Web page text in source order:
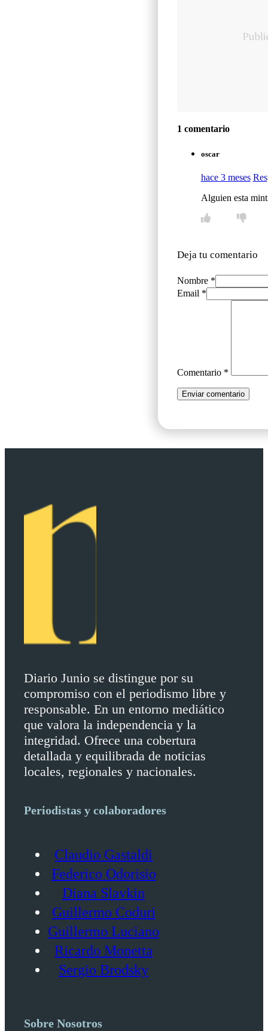
1 comentario
oscar
hace 3 meses
Alguien esta
Deja tu comentario
Nombre *
Email *
Comentario *
Diario Junio se distingue por su
compromiso con el periodismo libre y
responsable. En un entorno mediático
que valora la independencia y la
integridad. Ofrece una cobertura
detallada y equilibrada de noticias
locales, regionales y nacionales.
Periodistas y colaboradores
Claudio Gastaldi
Federico Odorisio
Diana Slavkin
Guillermo Coduri
Guillermo Luciano
Ricardo Monetta
Sergio Brodsky
Sobre Nosotros